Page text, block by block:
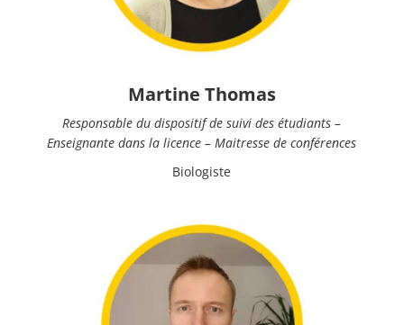
Martine Thomas
Responsable du dispositif de suivi des étudiants –
Enseignante dans la licence – Maitresse de conférences
Biologiste